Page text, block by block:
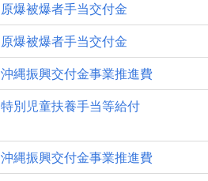
原爆被爆者手当交付金
原爆被爆者手当交付金
沖縄振興交付金事業推進費
特別児童扶養手当等給付
沖縄振興交付金事業推進費